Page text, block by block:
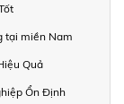
tại miền Nam
Quả
Ổn Định